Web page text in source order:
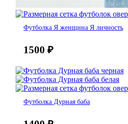
Футболка Я женщина Я личность
1500 ₽
Футболка Дурная баба